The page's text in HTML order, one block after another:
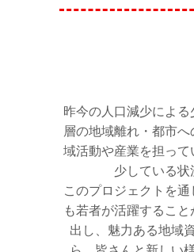
昨今の人口減少によ
層の地域離れ・都市
域活動や産業を担っ
少している状
このプロジェクトを
も若者が活躍するこ
出し、魅力ある地域